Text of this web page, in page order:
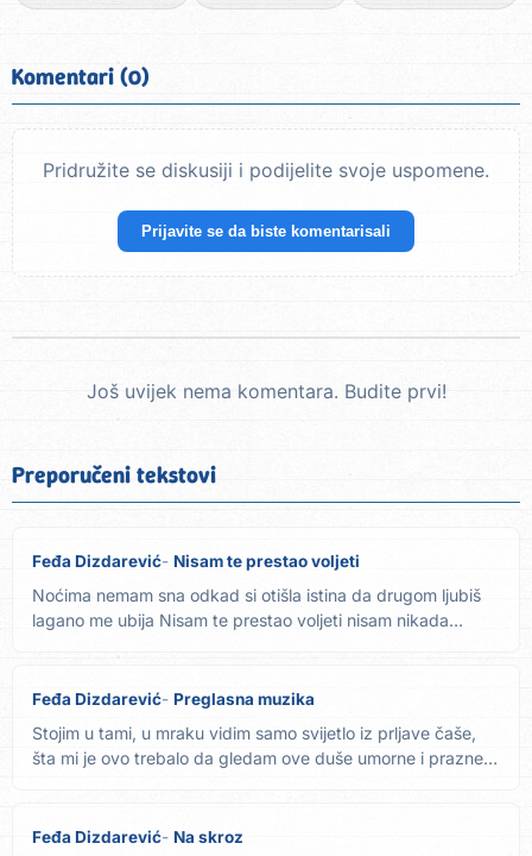
Komentari (0)
Pridružite se diskusiji i podijelite svoje uspomene.
Prijavite se da biste komentarisali
Još uvijek nema komentara. Budite prvi!
Preporučeni tekstovi
Feđa Dizdarević Nisam te prestao voljeti
Noćima nemam sna odkad si otišla istina da drugom ljubiš
lagano me ubija Nisam te prestao voljeti nisam nikada
Feđa Dizdarević Preglasna muzika
Stojim u tami, u mraku vidim samo svijetlo iz prljave čaše,
šta mi je ovo trebalo da gledam ove duše umorne i prazne
Feđa Dizdarević Na skroz